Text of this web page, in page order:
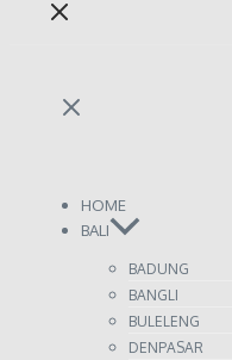
HOME
BALI
BADUNG
BANGLI
BULELENG
DENPASAR